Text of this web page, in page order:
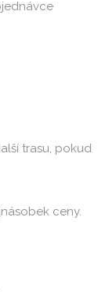
trasu, pokud
ceny.